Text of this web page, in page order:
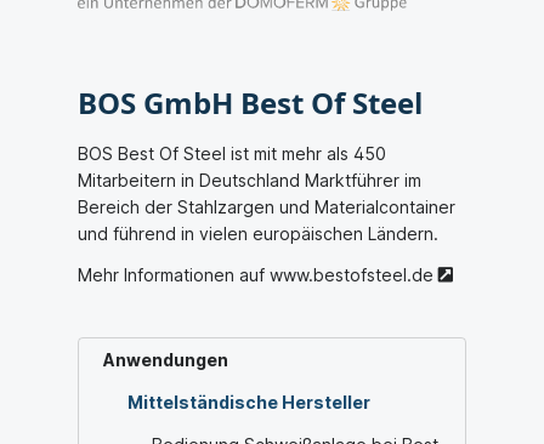
BOS GmbH Best Of Steel
BOS Best Of Steel ist mit mehr als 450
Mitarbeitern in Deutschland Marktführer im
Bereich der Stahlzargen und Materialcontainer
und führend in vielen europäischen Ländern.
Mehr Informationen auf www.bestofsteel.de
Anwendungen
Mittelständische Hersteller